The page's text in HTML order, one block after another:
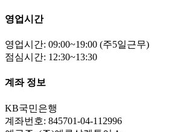
영업시간
영업시간: 09:00~19:00 (주5일근무)
점심시간: 12:30~13:30
계좌 정보
KB국민은행
계좌번호: 845701-04-112996